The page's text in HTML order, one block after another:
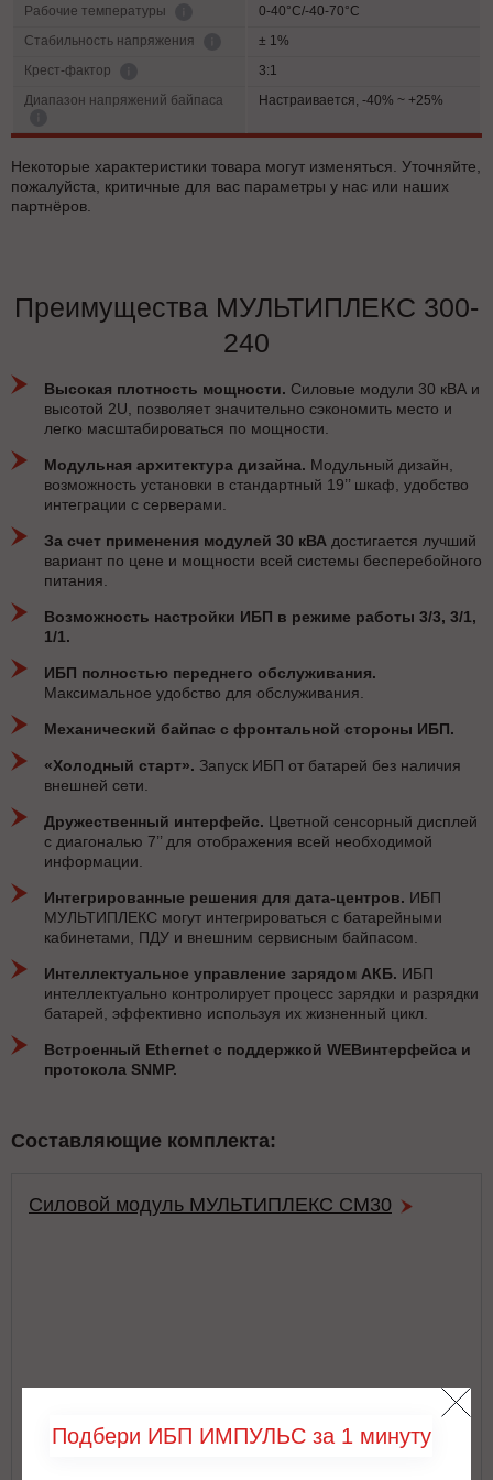
Рабочие температуры
0-40°C/-40-70°C
Cтабильность напряжения
± 1%
Крест-фактор
3:1
Диапазон напряжений байпаса
Настраивается, -40% ~ +25%
Некоторые характеристики товара могут изменяться. Уточняйте,
пожалуйста, критичные для вас параметры у нас или наших
партнёров.
Преимущества МУЛЬТИПЛЕКС 300-
240
Высокая плотность мощности. Силовые модули 30 кВА и
высотой 2U, позволяет значительно сэкономить место и
легко масштабироваться по мощности.
Модульная архитектура дизайна. Модульный дизайн,
возможность установки в стандартный 19’’ шкаф, удобство
интеграции с серверами.
За счет применения модулей 30 кВА достигается лучший
вариант по цене и мощности всей системы бесперебойного
питания.
Возможность настройки ИБП в режиме работы 3/3, 3/1,
1/1.
ИБП полностью переднего обслуживания.
Максимальное удобство для обслуживания.
Механический байпас с фронтальной стороны ИБП.
«Холодный старт». Запуск ИБП от батарей без наличия
внешней сети.
Дружественный интерфейс. Цветной сенсорный дисплей
с диагональю 7’’ для отображения всей необходимой
информации.
Интегрированные решения для дата-центров. ИБП
МУЛЬТИПЛЕКС могут интегрироваться с батарейными
кабинетами, ПДУ и внешним сервисным байпасом.
Интеллектуальное управление зарядом АКБ. ИБП
интеллектуально контролирует процесс зарядки и разрядки
батарей, эффективно используя их жизненный цикл.
Встроенный Ethernet с поддержкой WEBинтерфейса и
протокола SNMP.
Составляющие комплекта:
Силовой модуль МУЛЬТИПЛЕКС СМ30
Подбери ИБП ИМПУЛЬС за 1 минуту